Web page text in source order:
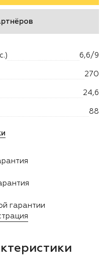
6,6/9
270
24,6
88
гарантии